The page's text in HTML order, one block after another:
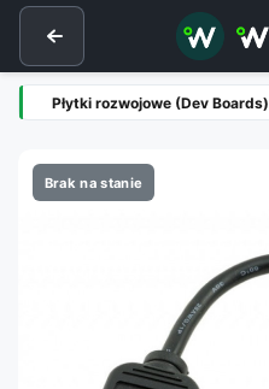
Płytki rozwojowe (Dev Boards)
Brak na stanie